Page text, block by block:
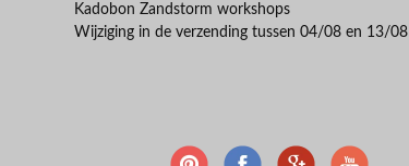
Kadobon Zandstorm workshops
Wijziging in de verzending tussen 04/08 en 13/08